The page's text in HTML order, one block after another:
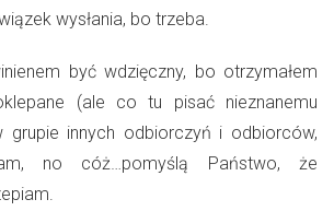
wysłania, bo trzeba.
być wdzięczny, bo otrzymałem
(ale co tu pisać nieznanemu
grupie innych odbiorczyń i odbiorców,
no cóż…pomyślą Państwo, że